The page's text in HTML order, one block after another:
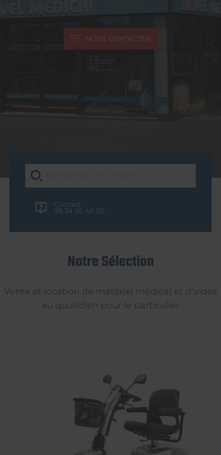
NOUS CONTACTER
Contact
09 74 56 46 30
Notre Sélection
Vente et location de matériel médical et d'aides
au quotidien pour le particulier